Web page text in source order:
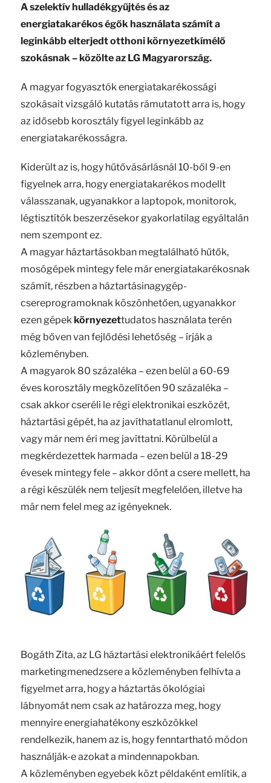
A szelektív hulladékgyűjtés és az
energiatakarékos égők használata számít a
leginkább elterjedt otthoni környezetkímélő
szokásnak – közölte az LG Magyarország.
A magyar fogyasztók energiatakarékossági
szokásait vizsgáló kutatás rámutatott arra is, hogy
az idősebb korosztály figyel leginkább az
energiatakarékosságra.
Kiderült az is, hogy hűtővásárlásnál 10-ből 9-en
figyelnek arra, hogy energiatakarékos modellt
válasszanak, ugyanakkor a laptopok, monitorok,
légtisztítók beszerzésekor gyakorlatilag egyáltalán
nem szempont ez.
A magyar háztartásokban megtalálható hűtők,
mosógépek mintegy fele már energiatakarékosnak
számít, részben a háztartásinagygép-
csereprogramoknak köszönhetően, ugyanakkor
ezen gépek környezettudatos használata terén
még bőven van fejlődési lehetőség – írják a
közleményben.
A magyarok 80 százaléka – ezen belül a 60-69
éves korosztály megközelítően 90 százaléka –
csak akkor cseréli le régi elektronikai eszközét,
háztartási gépét, ha az javíthatatlanul elromlott,
vagy már nem éri meg javíttatni. Körülbelül a
megkérdezettek harmada – ezen belül a 18-29
évesek mintegy fele – akkor dönt a csere mellett, ha
a régi készülék nem teljesít megfelelően, illetve ha
már nem felel meg az igényeknek.
Bogáth Zita, az LG háztartási elektronikáért felelős
marketingmenedzsere a közleményben felhívta a
figyelmet arra, hogy a háztartás ökológiai
lábnyomát nem csak az határozza meg, hogy
mennyire energiahatékony eszközökkel
rendelkezik, hanem az is, hogy fenntartható módon
használják-e azokat a mindennapokban.
A közleményben egyebek közt példaként említik, a